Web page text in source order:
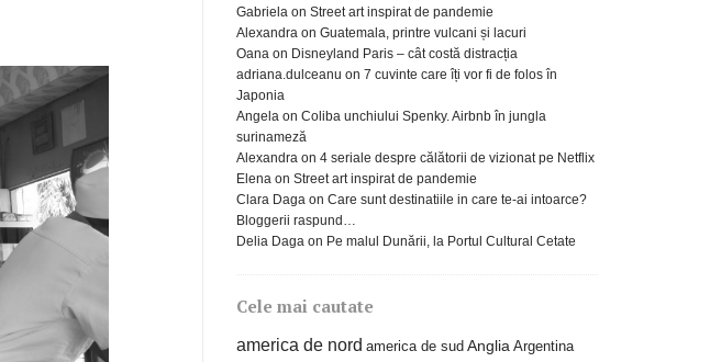
Gabriela on Street art inspirat de pandemie
Alexandra on Guatemala, printre vulcani și lacuri
Oana on Disneyland Paris – cât costă distracția
adriana.dulceanu on 7 cuvinte care îți vor fi de folos în
Japonia
Angela on Coliba unchiului Spenky. Airbnb în jungla
surinameză
Alexandra on 4 seriale despre călătorii de vizionat pe Netflix
Elena on Street art inspirat de pandemie
Clara Daga on Care sunt destinatiile in care te-ai intoarce?
Bloggerii raspund…
Delia Daga on Pe malul Dunării, la Portul Cultural Cetate
Cele mai cautate
america de nord america de sud Anglia Argentina